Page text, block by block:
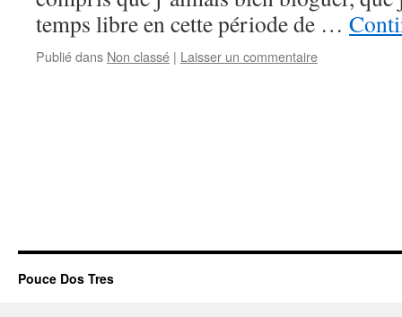
temps libre en cette période de …
Publié dans Non classé | Laisser un commentaire
Pouce Dos Tres